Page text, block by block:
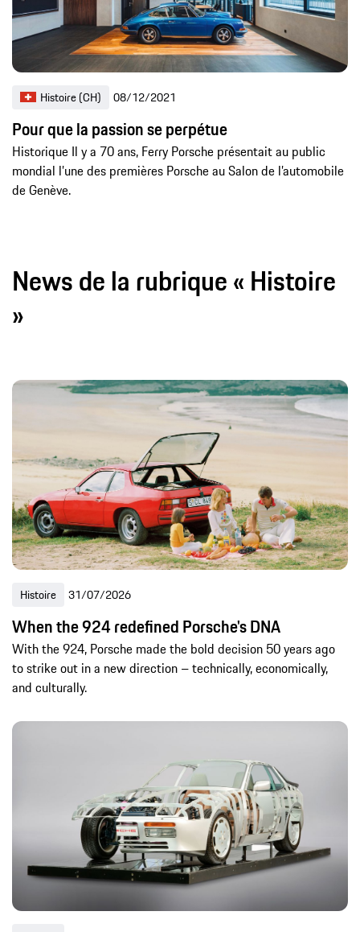
Histoire (CH) 08/12/2021
Pour que la passion se perpétue
Historique Il y a 70 ans, Ferry Porsche présentait au public
mondial l’une des premières Porsche au Salon de l’automobile
de Genève.
News de la rubrique « Histoire
»
Histoire 31/07/2026
When the 924 redefined Porsche's DNA
With the 924, Porsche made the bold decision 50 years ago
to strike out in a new direction – technically, economically,
and culturally.